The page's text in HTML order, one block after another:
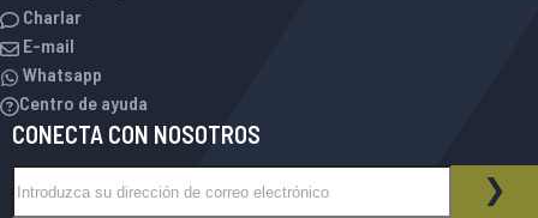
Charlar
E-mail
Whatsapp
Centro de ayuda
CONECTA CON NOSOTROS
BOLETÍN DE NOTICIAS